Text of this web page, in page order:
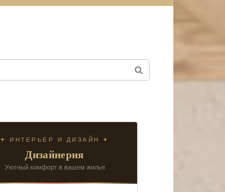
✦ ИНТЕРЬЕР И ДИЗАЙН ✦
Дизайнерия
Уютный комфорт в вашем жилье